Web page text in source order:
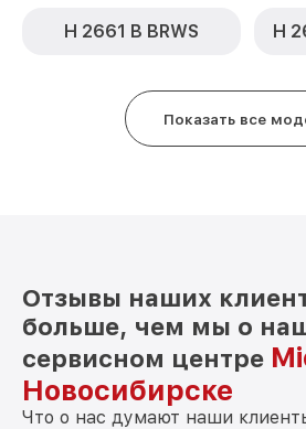
H 2661 B BRWS H
Показать все
Отзывы наших
больше, чем мы о
сервисном центре
Новосибирске
Что о нас думают наши